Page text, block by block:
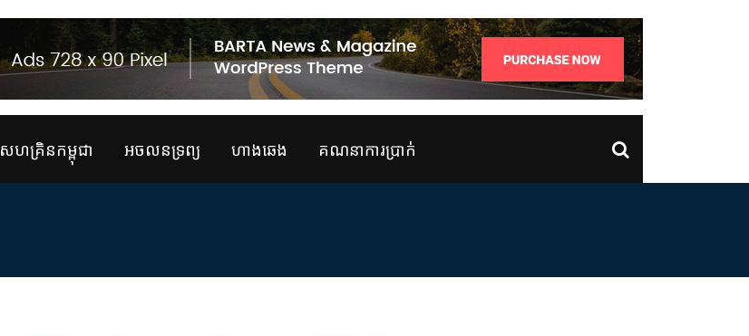
សហគ្រិនកម្ពុជា អចលនទ្រព្យ ហាងឆេង គណនាការប្រាក់